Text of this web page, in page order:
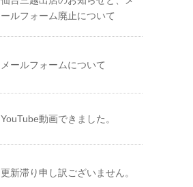
ールフォーム廃止について
メールフォームについて
YouTube動画できました。
更新滞り申し訳ございません。